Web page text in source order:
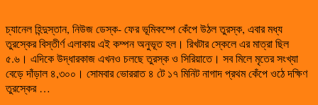
চ্যানেল হিন্দুস্তান, নিউজ ডেস্ক- ফের ভূমিকম্পে কেঁপে উঠল তুরস্ক, এবার মধ্য
তুরস্কের বিস্তীর্ণ এলাকায় এই কম্পন অনুভূত হল। রিখটার স্কেলে এর মাত্রা ছিল
৫.৬। এদিকে উদ্ধারকাজ এখনও চলছে তুরস্ক ও সিরিয়াতে। সব মিলে মৃতের সংখ্যা
বেড়ে দাঁড়াল ৪,৩০০। সোমবার ভোররাত ৪ টে ১৭ মিনিট নাগাদ প্রথম কেঁপে ওঠে দক্ষিণ
তুরস্কের …